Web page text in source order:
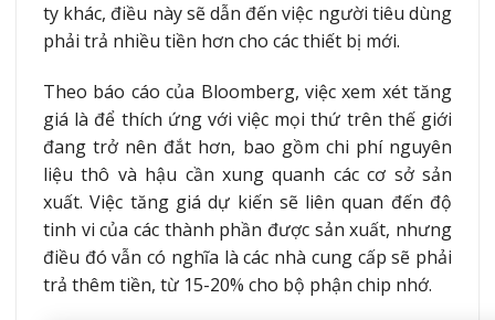
ty khác, điều này sẽ dẫn đến việc người tiêu dùng
phải trả nhiều tiền hơn cho các thiết bị mới.
Theo báo cáo của Bloomberg, việc xem xét tăng
giá là để thích ứng với việc mọi thứ trên thế giới
đang trở nên đắt hơn, bao gồm chi phí nguyên
liệu thô và hậu cần xung quanh các cơ sở sản
xuất. Việc tăng giá dự kiến sẽ liên quan đến độ
tinh vi của các thành phần được sản xuất, nhưng
điều đó vẫn có nghĩa là các nhà cung cấp sẽ phải
trả thêm tiền, từ 15-20% cho bộ phận chip nhớ.